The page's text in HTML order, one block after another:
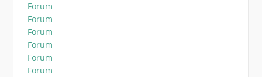
Forum
Forum
Forum
Forum
Forum
Forum